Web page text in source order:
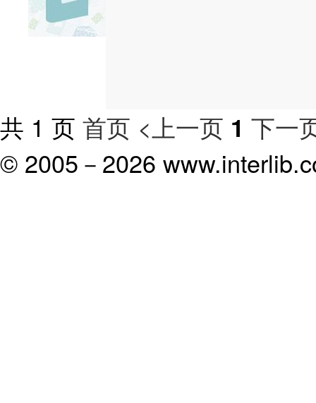
共 1 页 首页 <上一页 1 下一
© 2005－ 2026